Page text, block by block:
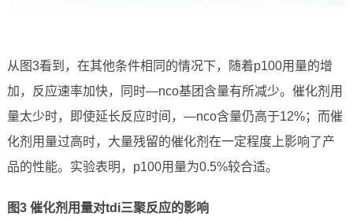
从图3看到，在其他条件相同的情况下，随着p100用量的增
加，反应速率加快，同时—nco基团含量有所减少。催化剂用
量太少时，即使延长反应时间，—nco含量仍高于12%；而催
化剂用量过高时，大量残留的催化剂在一定程度上影响了产
品的性能。实验表明，p100用量为0.5%较合适。
图3 催化剂用量对tdi三聚反应的影响